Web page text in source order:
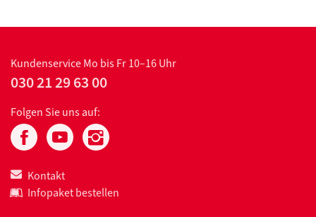
KundenserviceMo bis Fr 10–16 Uhr
030 21 29 63 00
Folgen Sie uns auf:
Kontakt
Infopaket bestellen